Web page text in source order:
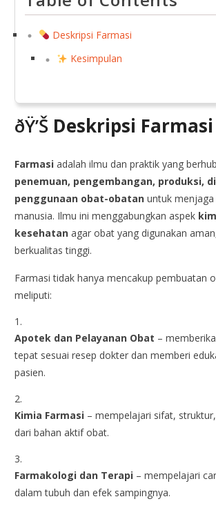
Deskripsi Farmasi
Kesimpulan
ðŸ’Š Deskripsi Farmasi
Farmasi adalah ilmu dan praktik yang
penemuan, pengembangan, produksi,
penggunaan obat-obatan untuk
manusia. Ilmu ini menggabungkan aspek
kesehatan agar obat yang digunakan
berkualitas tinggi.
Farmasi tidak hanya mencakup pembuatan
meliputi:
Apotek dan Pelayanan Obat –
tepat sesuai resep dokter dan memberi
pasien.
Kimia Farmasi – mempelajari sifat,
dari bahan aktif obat.
Farmakologi dan Terapi – mempelajari
dalam tubuh dan efek sampingnya.